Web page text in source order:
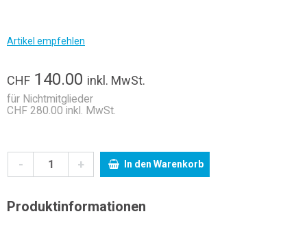
Artikel empfehlen
CHF 140.00 inkl. MwSt.
für Nichtmitglieder
CHF 280.00 inkl. MwSt.
- + In den Warenkorb
Produktinformationen